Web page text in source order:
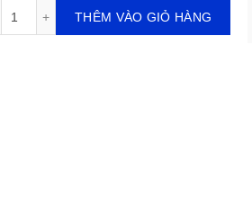
Loa bẫy chim số lượng
THÊM VÀO GIỎ HÀNG